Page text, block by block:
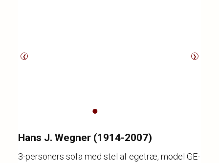
❮ ❯
Hans J. Wegner (1914-2007)
3-personers sofa med stel af egetræ, model GE-